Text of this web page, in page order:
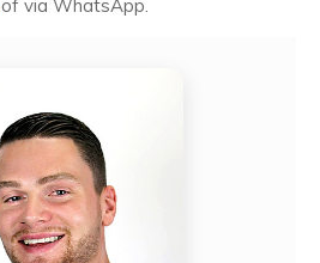
of via WhatsApp.